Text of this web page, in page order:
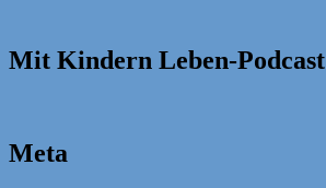
Mit Kindern Leben-Podcast
Meta